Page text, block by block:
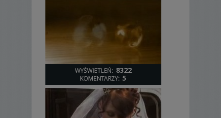
8322
5